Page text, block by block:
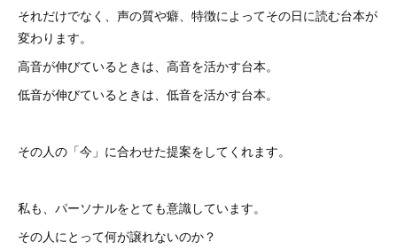
それだけでなく、声の質や癖、特徴によってその日に読む台本が
変わります。
高音が伸びているときは、高音を活かす台本。
低音が伸びているときは、低音を活かす台本。
その人の「今」に合わせた提案をしてくれます。
私も、パーソナルをとても意識しています。
その人にとって何が譲れないのか？